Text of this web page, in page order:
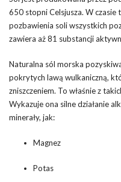
650 stopni Celsjusza. W
pozbawienia soli wszystkich
zawiera aż 81 substancji
Naturalna sól morska
pokrytych lawą wulkaniczną,
zniszczeniem. To właśnie z
Wykazuje ona silne działanie
minerały, jak:
Magnez
Potas